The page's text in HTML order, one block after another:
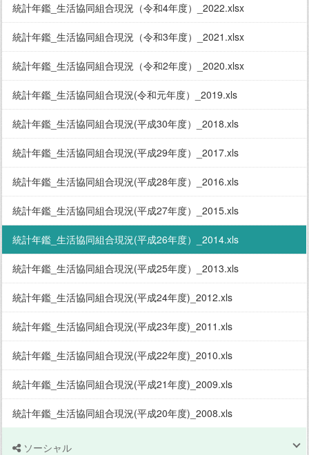
統計年鑑_生活協同組合現況（令和4年度）_2022.xlsx
統計年鑑_生活協同組合現況（令和3年度）_2021.xlsx
統計年鑑_生活協同組合現況（令和2年度）_2020.xlsx
統計年鑑_生活協同組合現況(令和元年度）_2019.xls
統計年鑑_生活協同組合現況(平成30年度）_2018.xls
統計年鑑_生活協同組合現況(平成29年度）_2017.xls
統計年鑑_生活協同組合現況(平成28年度）_2016.xls
統計年鑑_生活協同組合現況(平成27年度）_2015.xls
統計年鑑_生活協同組合現況(平成26年度）_2014.xls
統計年鑑_生活協同組合現況(平成25年度）_2013.xls
統計年鑑_生活協同組合現況(平成24年度)_2012.xls
統計年鑑_生活協同組合現況(平成23年度)_2011.xls
統計年鑑_生活協同組合現況(平成22年度)_2010.xls
統計年鑑_生活協同組合現況(平成21年度)_2009.xls
統計年鑑_生活協同組合現況(平成20年度)_2008.xls
ソーシャル